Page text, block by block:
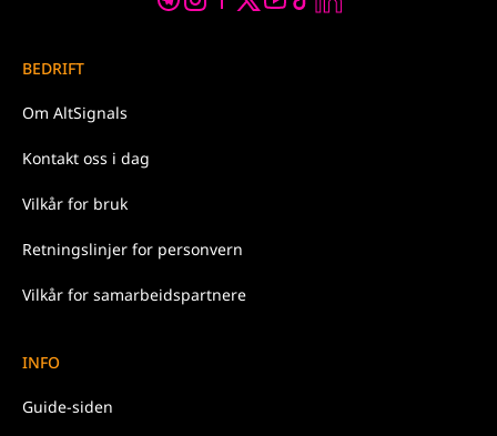
BEDRIFT
Om AltSignals
Kontakt oss i dag
Vilkår for bruk
Retningslinjer for personvern
Vilkår for samarbeidspartnere
INFO
Guide-siden